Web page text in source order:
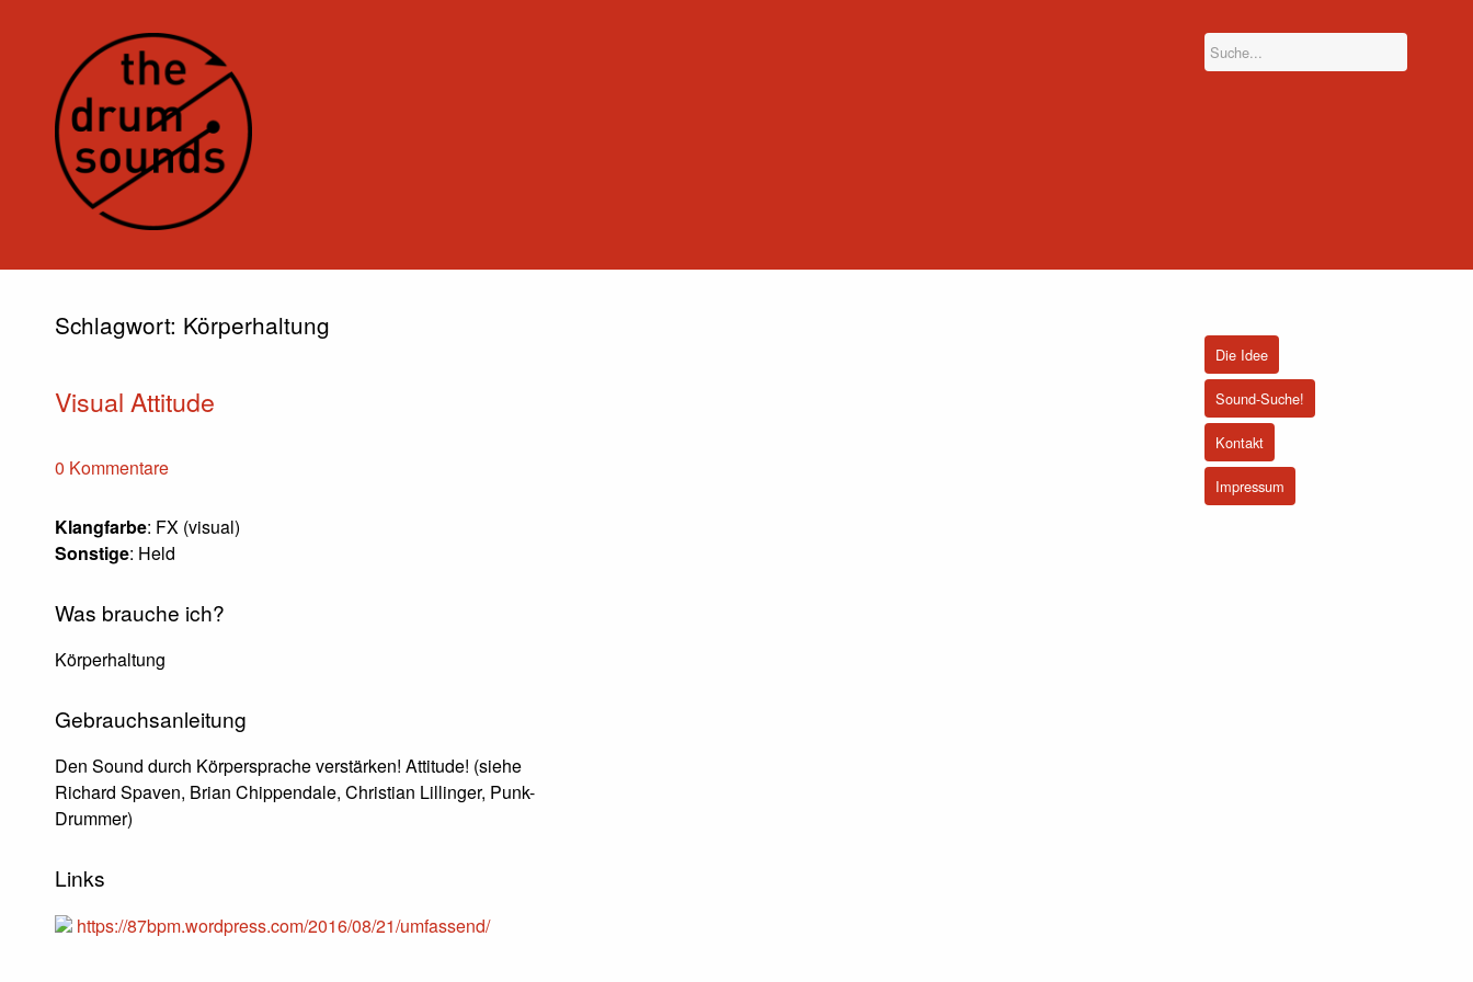
Schlagwort: Körperhaltung
Visual Attitude
0 Kommentare
Klangfarbe: FX (visual)
Sonstige: Held
Was brauche ich?
Körperhaltung
Gebrauchsanleitung
Den Sound durch Körpersprache verstärken! Attitude! (siehe
Richard Spaven, Brian Chippendale, Christian Lillinger, Punk-
Drummer)
Links
https://87bpm.wordpress.com/2016/08/21/umfassend/
Die Idee
Sound-Suche!
Kontakt
Impressum